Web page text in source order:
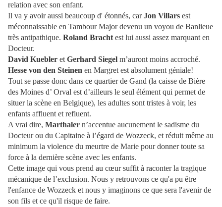
relation avec son enfant.
Il va y avoir aussi beaucoup d' étonnés, carJon Villars est
méconnaissable en Tambour Major devenu un voyou de Banlieue
très antipathique. Roland Bracht est lui aussi assez marquant en
Docteur.
David Kuebler et Gerhard Siegel m’auront moins accroché.
Hesse von den Steinen en Margret est absolument géniale!
Tout se passe donc dans ce quartier de Gand (la caisse de Bière
des Moines d’ Orval est d’ailleurs le seul élément qui permet de
situer la scène en Belgique), les adultes sont tristes à voir, les
enfants affluent et refluent.
A vrai dire, Marthaler n’accentue aucunement le sadisme du
Docteur ou du Capitaine à l’égard de Wozzeck, et réduit même au
minimum la violence du meurtre de Marie pour donner toute sa
force à la dernière scène avec les enfants.
Cette image qui vous prend au cœur suffit à raconter la tragique
mécanique de l’exclusion. Nous y retrouvons ce qu'a pu être
l'enfance de Wozzeck et nous y imaginons ce que sera l'avenir de
son fils et ce qu'il risque de faire.